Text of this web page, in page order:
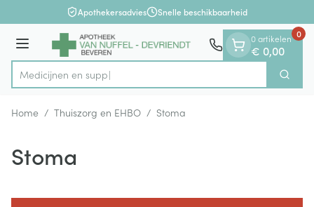
Ga naar de inhoudApothekersadvies Snelle beschikbaarheid
Menu
Product, merk, categorie...
M Zoek
0 artikelen
€ 0,00
0
Home / Thuiszorg en EHBO / Stoma
Stoma